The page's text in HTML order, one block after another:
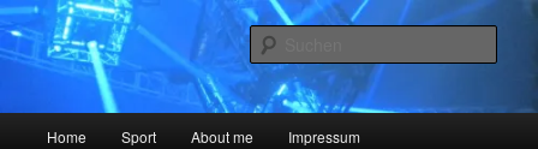
Zum
primären
Inhalt
Zum
sekundären
Inhalt
Sysiphos.de
The Blog is a lie
Home Sport About me Impressum